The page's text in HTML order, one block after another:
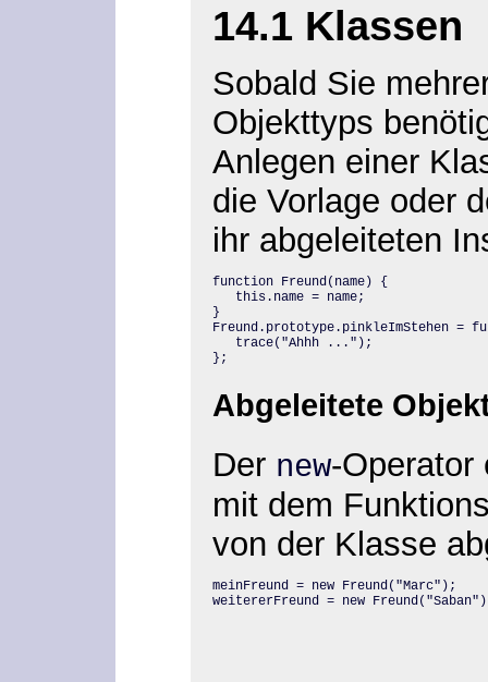
14.1 Klassen
Sobald Sie
Objekttyps
Anlegen einer
die Vorlage oder
ihr abgeleiteten
function Freund(name) {
   this.name = name;
}
Freund.prototype.pinkleImStehen =
   trace("Ahhh ...");
};
Abgeleitete
Der new-Operator
mit dem
von der Klasse
meinFreund = new Freund("Marc");
weitererFreund = new